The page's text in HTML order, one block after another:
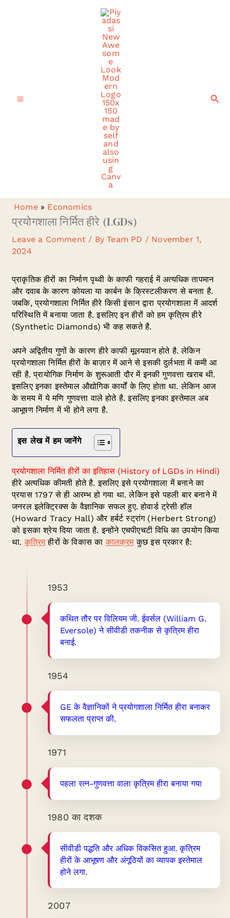
Home» Economics
प्रयोगशाला निर्मित हीरे (LGDs)
Leave a Comment / ByTeam PD / November 1,
2024
प्राकृतिक हीरों का निर्माण पृथ्वी के काफी गहराई में अत्यधिक तापमान
और दवाब के कारण कोयला या कार्बन के क्रिस्टलीकरण से बनता है.
जबकि, प्रयोगशाला निर्मित हीरे किसी इंसान द्वारा प्रयोगशाला में आदर्श
परिस्थिति में बनाया जाता है. इसलिए इन हीरों को हम कृत्रिम हीरे
(Synthetic Diamonds) भी कह सकते है.
अपने अद्वितीय गुणों के कारण हीरे काफी मूलयवान होते है. लेकिन
प्रयोगशाला निर्मित हीरों के बाज़ार में आने से इसकी दुर्लभता में कमी आ
रही है. प्रायोगिक निर्माण के शुरूआती दौर में इनकी गुणवत्ता खराब थी.
इसलिए इनका इस्तेमाल औद्योगिक कार्यों के लिए होता था. लेकिन आज
के समय में ये मणि गुणवत्ता वाले होते है. इसलिए इनका इस्तेमाल अब
आभूषण निर्माण में भी होने लगा है.
इस लेख में हम जानेंगे
प्रयोगशाला निर्मित हीरों का इतिहास (History of LGDs in Hindi)
हीरे अत्यधिक कीमती होते है. इसलिए इसे प्रयोगशाला में बनाने का
प्रयास 1797 से ही आरम्भ हो गया था. लेकिन इसे पहली बार बनाने में
जनरल इलेक्ट्रिक्स के वैज्ञानिक सफल हुए. होवार्ड ट्रेसी हॉल
(Howard Tracy Hall) और हर्बर्ट स्ट्रांग (Herbert Strong)
को इसका श्रेय दिया जाता है. इन्होंने एचपीएचटी विधि का उपयोग किया
था. कृत्रिमहीरों के विकास का कालक्रमकुछ इस प्रकार है:
1953
कथित तौर पर विलियम जी. ईवर्सल (William G.
Eversole) ने सीवीडी तकनीक से कृत्रिम हीरा
बनाई.
1954
GE के वैज्ञानिकों ने प्रयोगशाला निर्मित हीरा बनाकर
सफलता प्राप्त की.
1971
पहला रत्न-गुणवत्ता वाला कृत्रिम हीरा बनाया गया
1980 का दशक
सीवीडी पद्धति और अधिक विकसित हुआ. कृत्रिम
हीरों के आभूषण और अंगूठियों का व्यापक इस्तेमाल
होने लगा.
2007